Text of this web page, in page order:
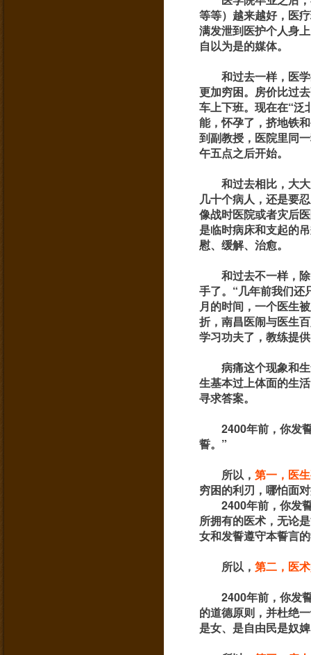
等等）越来越好，医
满发泄到医护个人身
自以为是的媒体。
和过去一样，医
更加穷困。房价比过
车上下班。现在在“泛
能，怀孕了，挤地铁
到副教授，医院里同
午五点之后开始。
和过去相比，大
几十个病人，还是要
像战时医院或者灾后
是临时病床和支起的
慰、缓解、治愈。
和过去不一样，
手了。“几年前我们还
月的时间，一个医生
折，南昌医闹与医生
学习功夫了，教练提
病痛这个现象和
生基本过上体面的生
寻求答案。
2400年前，你发
誓。”
所以， 第一 ，医
穷困的利刃，哪怕面
2400年前，你发
所拥有的医术，无论
女和发誓遵守本誓言
所以， 第二 ，医
2400年前，你发
的道德原则，并杜绝
是女、是自由民是奴